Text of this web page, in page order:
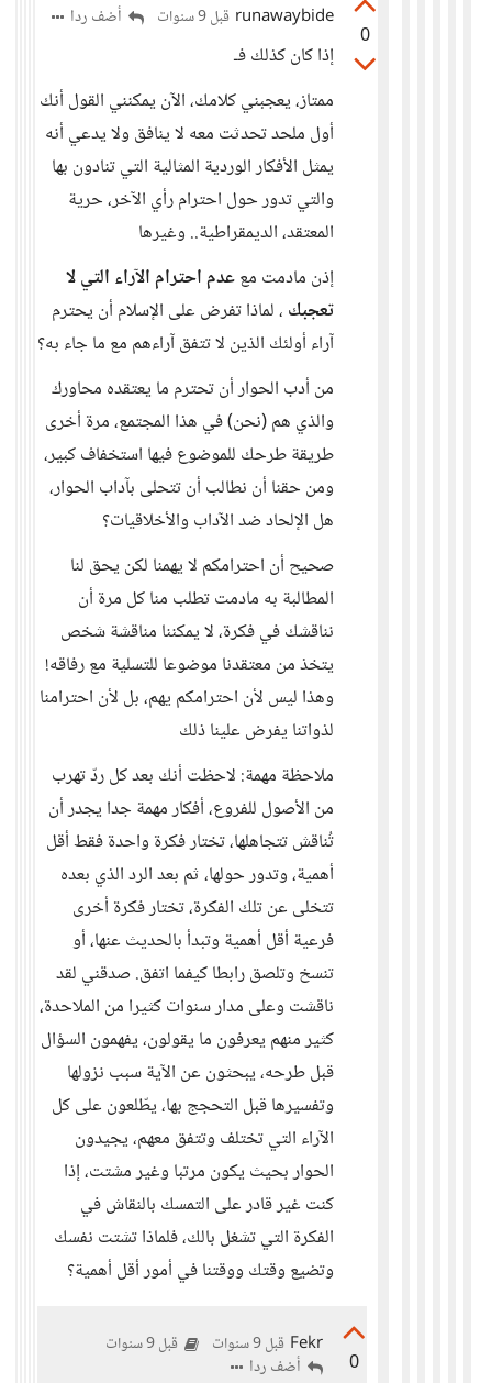
0
runawaybide قبل 9 سنوات أضف ردا
إذا كان كذلك فـ
ممتاز، يعجبني كلامك، الآن يمكنني القول أنك
أول ملحد تحدثت معه لا ينافق ولا يدعي أنه
يمثل الأفكار الوردية المثالية التي تنادون بها
والتي تدور حول احترام رأي الآخر، حرية
المعتقد، الديمقراطية.. وغيرها
إذن مادمت مععدم احترام الآراء التي لا
تعجبك ، لماذا تفرض على الإسلام أن يحترم
آراء أولئك الذين لا تتفق آراءهم مع ما جاء به؟
من أدب الحوار أن تحترم ما يعتقده محاورك
والذي هم (نحن) في هذا المجتمع، مرة أخرى
طريقة طرحك للموضوع فيها استخفاف كبير،
ومن حقنا أن نطالب أن تتحلى بآداب الحوار،
هل الإلحاد ضد الآداب والأخلاقيات؟
صحيح أن احترامكم لا يهمنا لكن يحق لنا
المطالبة به مادمت تطلب منا كل مرة أن
نناقشك في فكرة، لا يمكننا مناقشة شخص
يتخذ من معتقدنا موضوعا للتسلية مع رفاقه!
وهذا ليس لأن احترامكم يهم، بل لأن احترامنا
لذواتنا يفرض علينا ذلك
ملاحظة مهمة: لاحظت أنك بعد كل ردّ تهرب
من الأصول للفروع، أفكار مهمة جدا يجدر أن
تُناقش تتجاهلها، تختار فكرة واحدة فقط أقل
أهمية، وتدور حولها، ثم بعد الرد الذي بعده
تتخلى عن تلك الفكرة، تختار فكرة أخرى
فرعية أقل أهمية وتبدأ بالحديث عنها، أو
تنسخ وتلصق رابطا كيفما اتفق. صدقني لقد
ناقشت وعلى مدار سنوات كثيرا من الملاحدة،
كثير منهم يعرفون ما يقولون، يفهمون السؤال
قبل طرحه، يبحثون عن الآية سبب نزولها
وتفسيرها قبل التحجج بها، يطّلعون على كل
الآراء التي تختلف وتتفق معهم، يجيدون
الحوار بحيث يكون مرتبا وغير مشتت، إذا
كنت غير قادر على التمسك بالنقاش في
الفكرة التي تشغل بالك، فلماذا تشتت نفسك
وتضيع وقتك ووقتنا في أمور أقل أهمية؟
0
Fekr قبل 9 سنوات قبل 9 سنوات
أضف ردا